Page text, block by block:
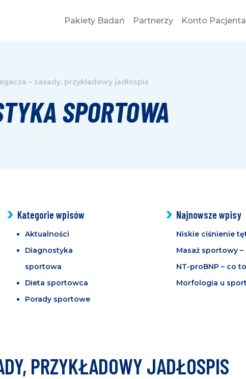
Pakiety Badań Partnerzy Konto Pacjenta
– zasady, przykładowy jadłospis
SPORTOWA
Kategorie wpisów
Aktualności
Diagnostyka
sportowa
Dieta sportowca
Porady sportowe
Najnowsze wpisy
PRZYKŁADOWY JADŁOSPIS